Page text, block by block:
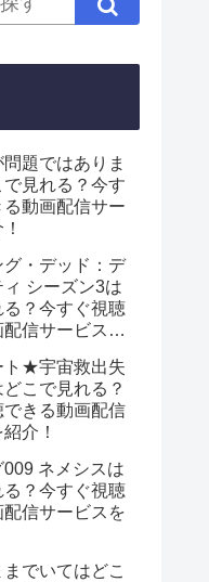
題ではありま
見れる？今す
る動画配信サー
グ・デッド：デ
ィ シーズン3は
る？今すぐ視聴
信サービスを
ト★宇宙救出失
こで見れる？
きる動画配信
介！
ネメシスは
る？今すぐ視聴
信サービスを
でいてはどこ